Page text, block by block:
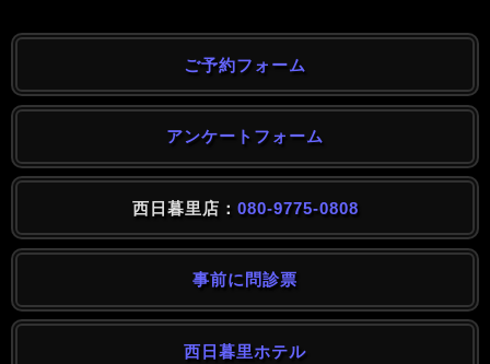
ご予約フォーム
アンケートフォーム
西日暮里店： 080-9775-0808
事前に問診票
西日暮里ホテル